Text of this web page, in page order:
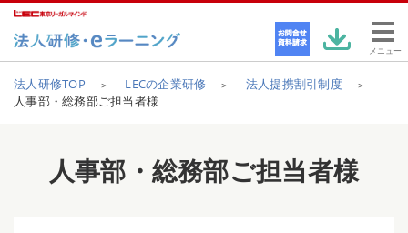
メニュー
法人研修TOP LECの企業研修
法人提携割引制度
人事部・総務部ご担当者様
人事部・総務部ご担当者様